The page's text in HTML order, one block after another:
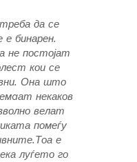
да се
бинарен.
не постојат
кои се
Она што
некаков
велат
помеѓу
е
луѓето го